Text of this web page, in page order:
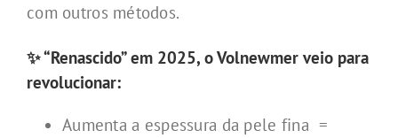
com outros métodos.
✨ “Renascido” em 2025, o Volnewmer veio para
revolucionar:
Aumenta a espessura da pele fina =